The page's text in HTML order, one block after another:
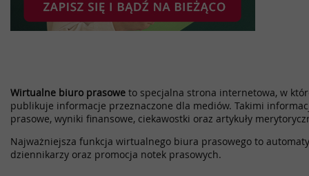
Wirtualne biuro prasowe to specjalna strona internetowa, w
publikuje informacje przeznaczone dla mediów. Takimi
prasowe, wyniki finansowe, ciekawostki oraz artykuły
Najważniejsza funkcja wirtualnego biura prasowego to
dziennikarzy oraz promocja notek prasowych.